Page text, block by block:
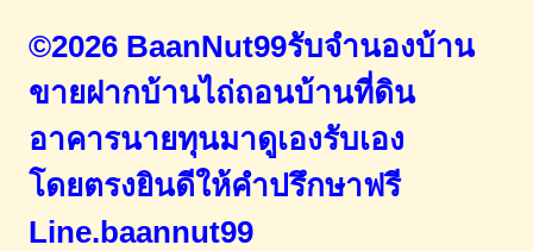
©2026 BaanNut99รับจำนองบ้าน
ขายฝากบ้านไถ่ถอนบ้านที่ดิน
อาคารนายทุนมาดูเองรับเอง
โดยตรงยินดีให้คำปรึกษาฟรี
Line.baannut99